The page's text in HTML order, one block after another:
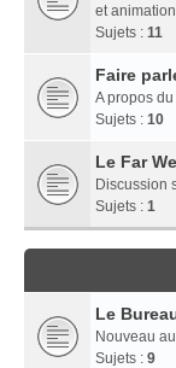
et
Sujets : 11
Faire
A propos
Sujets : 10
Le Far
Discussion
Sujets : 1
Le
Nouveau
Sujets : 9